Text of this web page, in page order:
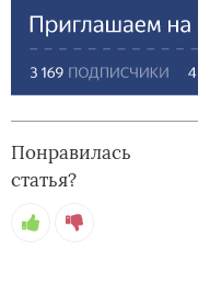
Понравилась
статья?